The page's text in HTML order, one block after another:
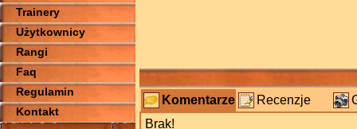
Trainery
Użytkownicy
Rangi
Faq
Regulamin
Kontakt
Komentarze Recenzje
Brak!